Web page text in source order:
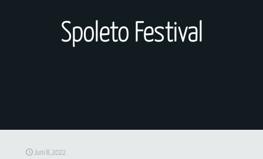
Spoleto Festival
Juni 8, 2022